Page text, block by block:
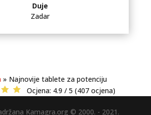
Duje
Zadar
» Najnovije tablete za potenciju
Ocjena: 4.9 / 5 (407 ocjena)
Kamagra.org © 2000. - 2021.